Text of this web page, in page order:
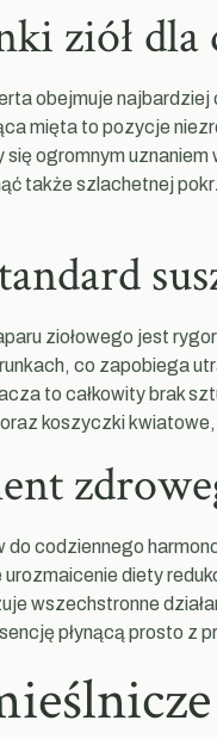
ziół
obejmuje
mięta to pozycje
ogromnym
także szlachetnej
ziołowego jest
co zapobiega
to całkowity brak
koszyczki
codziennego
diety
wszechstronne
płynącą prosto z